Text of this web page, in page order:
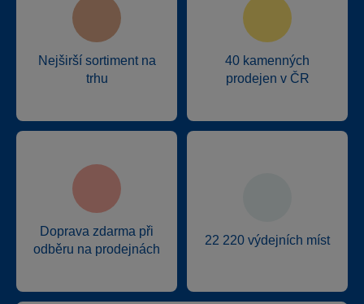
Nejširší sortiment na
trhu
40 kamenných
prodejen v ČR
Doprava zdarma při
odběru na prodejnách
22 220 výdejních míst